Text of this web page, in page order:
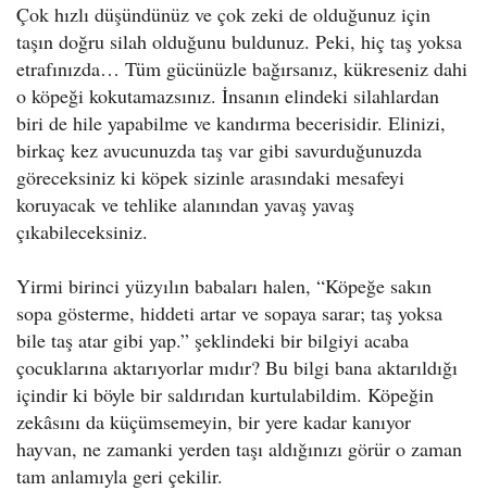
Çok hızlı düşündünüz ve çok zeki de olduğunuz için
taşın doğru silah olduğunu buldunuz. Peki, hiç taş yoksa
etrafınızda… Tüm gücünüzle bağırsanız, kükreseniz dahi
o köpeği kokutamazsınız. İnsanın elindeki silahlardan
biri de hile yapabilme ve kandırma becerisidir. Elinizi,
birkaç kez avucunuzda taş var gibi savurduğunuzda
göreceksiniz ki köpek sizinle arasındaki mesafeyi
koruyacak ve tehlike alanından yavaş yavaş
çıkabileceksiniz.
Yirmi birinci yüzyılın babaları halen, “Köpeğe sakın
sopa gösterme, hiddeti artar ve sopaya sarar; taş yoksa
bile taş atar gibi yap.” şeklindeki bir bilgiyi acaba
çocuklarına aktarıyorlar mıdır? Bu bilgi bana aktarıldığı
içindir ki böyle bir saldırıdan kurtulabildim. Köpeğin
zekâsını da küçümsemeyin, bir yere kadar kanıyor
hayvan, ne zamanki yerden taşı aldığınızı görür o zaman
tam anlamıyla geri çekilir.